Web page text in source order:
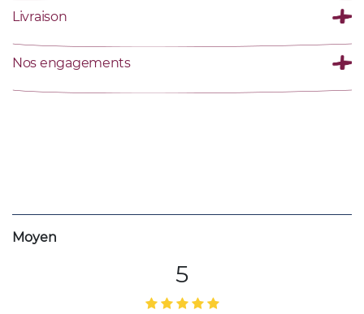
Livraison
Nos engagements
Moyen
5